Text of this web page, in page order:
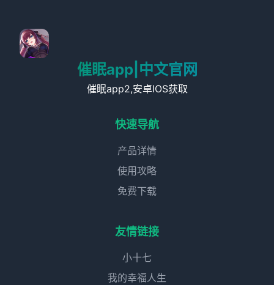
催眠app|中文官网
催眠app2,安卓IOS获取
快速导航
产品详情
使用攻略
免费下载
友情链接
小十七
我的幸福人生